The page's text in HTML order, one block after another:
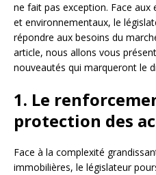
ne fait pas exception. Face
et environnementaux, le
répondre aux besoins du
article, nous allons vous
nouveautés qui marqueront le
1. Le
protection des
Face à la complexité
immobilières, le législateur